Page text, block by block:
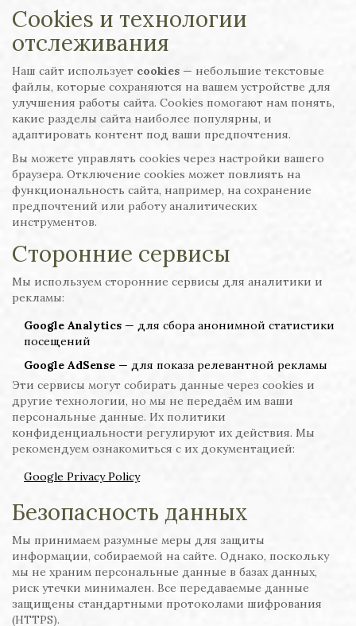
Cookies и технологии
отслеживания
Наш сайт использует cookies — небольшие текстовые
файлы, которые сохраняются на вашем устройстве для
улучшения работы сайта. Cookies помогают нам понять,
какие разделы сайта наиболее популярны, и
адаптировать контент под ваши предпочтения.
Вы можете управлять cookies через настройки вашего
браузера. Отключение cookies может повлиять на
функциональность сайта, например, на сохранение
предпочтений или работу аналитических
инструментов.
Сторонние сервисы
Мы используем сторонние сервисы для аналитики и
рекламы:
Google Analytics — для сбора анонимной статистики
посещений
Google AdSense — для показа релевантной рекламы
Эти сервисы могут собирать данные через cookies и
другие технологии, но мы не передаём им ваши
персональные данные. Их политики
конфиденциальности регулируют их действия. Мы
рекомендуем ознакомиться с их документацией:
Google Privacy Policy
Безопасность данных
Мы принимаем разумные меры для защиты
информации, собираемой на сайте. Однако, поскольку
мы не храним персональные данные в базах данных,
риск утечки минимален. Все передаваемые данные
защищены стандартными протоколами шифрования
(HTTPS).